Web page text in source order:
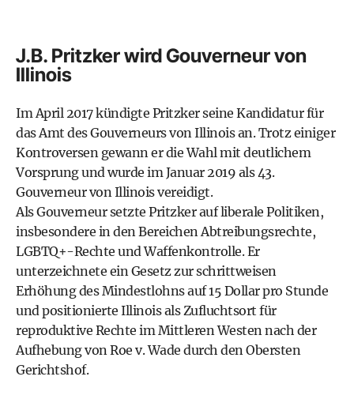
J.B. Pritzker wird Gouverneur von
Illinois
Im April 2017 kündigte Pritzker seine Kandidatur für
das Amt des Gouverneurs von Illinois an. Trotz einiger
Kontroversen gewann er die Wahl mit deutlichem
Vorsprung und wurde im Januar 2019 als 43.
Gouverneur von Illinois vereidigt.
Als Gouverneur setzte Pritzker auf liberale Politiken,
insbesondere in den Bereichen Abtreibungsrechte,
LGBTQ+-Rechte und Waffenkontrolle. Er
unterzeichnete ein Gesetz zur schrittweisen
Erhöhung des Mindestlohns auf 15 Dollar pro Stunde
und positionierte Illinois als Zufluchtsort für
reproduktive Rechte im Mittleren Westen nach der
Aufhebung von Roe v. Wade durch den Obersten
Gerichtshof.